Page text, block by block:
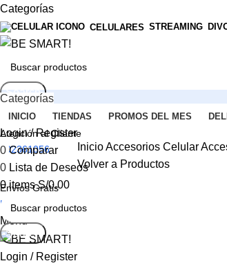
Categorías
CELULARES STREAMING
Search
Atención al Cliente
902361056
Envíos Gratis
Lima y Provincias
Menu
Login / Register
Categorías
INICIO TIENDAS PROMOS DEL MES
Login / Register
0 Comparar
0 Lista de Deseos
0items S/0.00
Search
InicioAccesorios Celular
Volver a Productos